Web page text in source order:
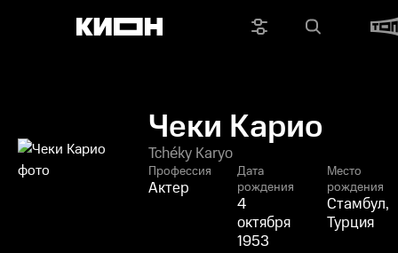
Чеки Карио
Tchéky Karyo
Профессия
Актер
Дата
рождения
4
октября
1953
Место
рождения
Стамбул,
Турция